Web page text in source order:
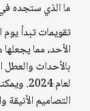
ما الذي ستجده
تقويمات تبدأ يوم
الأحد، مما
بالأحداث والعطل
لعام
التصاميم